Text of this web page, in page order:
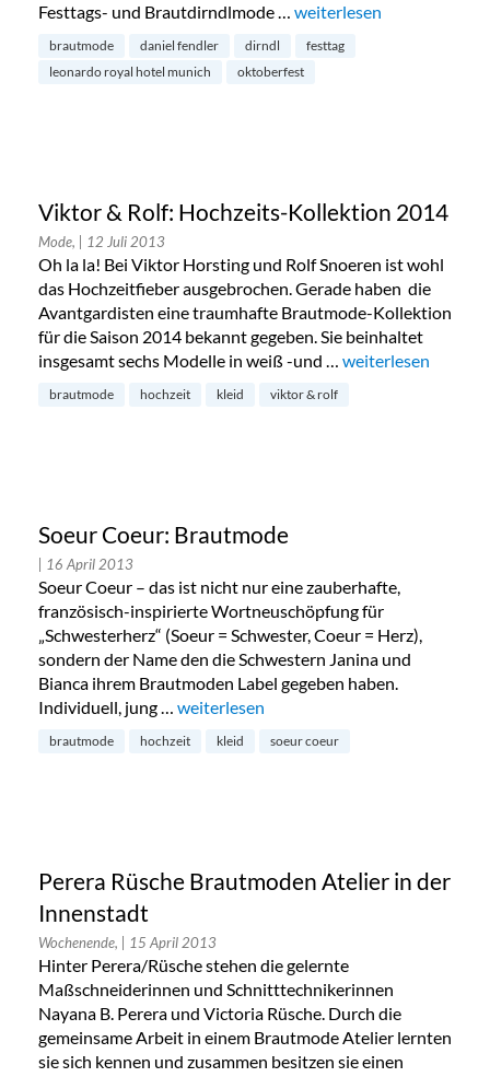
Festtags- und Brautdirndlmode … „Daniel Fendler
weiterlesen
brautmode daniel fendler dirndl
festtag
leonardo royal hotel munich
oktoberfest
Viktor & Rolf: Hochzeits-Kollektion 2014
Mode, | 12 Juli 2013
Oh la la! Bei Viktor Horsting und Rolf Snoeren ist wohl
das Hochzeitfieber ausgebrochen. Gerade haben die
Avantgardisten eine traumhafte Brautmode-Kollektion
für die Saison 2014 bekannt gegeben. Sie beinhaltet
insgesamt sechs Modelle in weiß -und … „Viktor & Rolf:
weiterlesen
brautmode hochzeit kleid viktor & rolf
Soeur Coeur: Brautmode
| 16 April 2013
Soeur Coeur – das ist nicht nur eine zauberhafte,
französisch-inspirierte Wortneuschöpfung für
„Schwesterherz“ (Soeur = Schwester, Coeur = Herz),
sondern der Name den die Schwestern Janina und
Bianca ihrem Brautmoden Label gegeben haben.
Individuell, jung … „Soeur Coeur: Brautmode“
weiterlesen
brautmode hochzeit kleid soeur coeur
Perera Rüsche Brautmoden Atelier in der
Innenstadt
Wochenende, | 15 April 2013
Hinter Perera/Rüsche stehen die gelernte
Maßschneiderinnen und Schnitttechnikerinnen
Nayana B. Perera und Victoria Rüsche. Durch die
gemeinsame Arbeit in einem Brautmode Atelier lernten
sie sich kennen und zusammen besitzen sie einen